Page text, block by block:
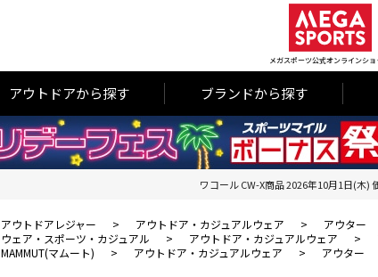
メガスポーツ公式オンラインショ
アウトドアから探す ブランドから探す
ワコール CW-X商品 2026年10月1日(木)
アウトドアレジャー > アウトドア・カジュアルウェア > アウター
ウェア・スポーツ・カジュアル > アウトドア・カジュアルウェア >
MAMMUT(マムート) > アウトドア・カジュアルウェア > アウター